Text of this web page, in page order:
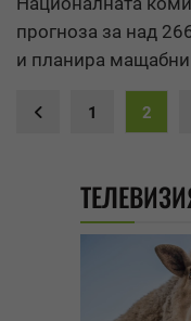
прогноза за над
и планира мащабни
1 2